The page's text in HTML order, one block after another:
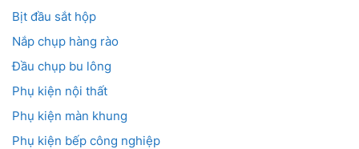
Bịt đầu sắt hộp
Nắp chụp hàng rào
Đầu chụp bu lông
Phụ kiện nội thất
Phụ kiện màn khung
Phụ kiện bếp công nghiệp